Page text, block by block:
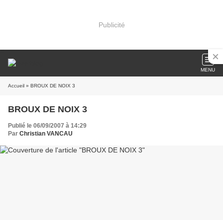
Publicité
MENU
Accueil » BROUX DE NOIX 3
BROUX DE NOIX 3
Publié le 06/09/2007 à 14:29
Par Christian VANCAU